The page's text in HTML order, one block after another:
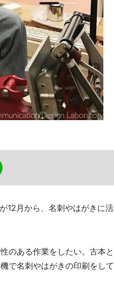
月から、名刺やはがきに
のある作業をしたい。古本と
で名刺やはがきの印刷をして